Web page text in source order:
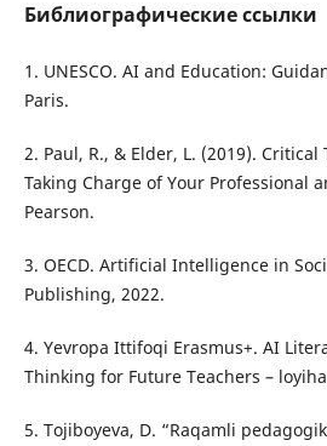
Библиографические ссылки
1. UNESCO. AI and Education:
Paris.
2. Paul, R., & Elder, L. (2019).
Taking Charge of Your Professional
Pearson.
3. OECD. Artificial Intelligence in
Publishing, 2022.
4. Yevropa Ittifoqi Erasmus+. AI
Thinking for Future Teachers –
5. Tojiboyeva, D. “Raqamli